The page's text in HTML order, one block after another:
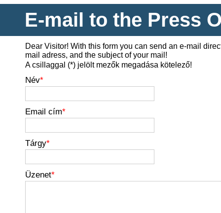
E-mail to the Press
Dear Visitor! With this form you can send an e-mail
mail adress, and the subject of your mail!
A csillaggal (*) jelölt mezők megadása kötelező!
Név*
Email cím*
Tárgy*
Üzenet*